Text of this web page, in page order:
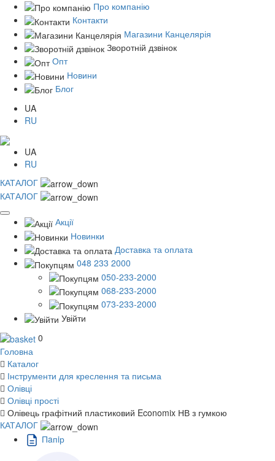
Про компанію
Контакти
Магазини Канцелярія
Зворотній дзвінок
Опт
Новини
Блог
UA
RU
UA
RU
КАТАЛОГ
КАТАЛОГ
Акції
Новинки
Доставка та оплата
048 233 2000
050-233-2000
068-233-2000
073-233-2000
Увійти
0
Головна
Каталог
Інструменти для креслення та письма
Олівці
Олівці прості
Олівець графітний пластиковий Economix НВ з гумкою
КАТАЛОГ
Пaпiр